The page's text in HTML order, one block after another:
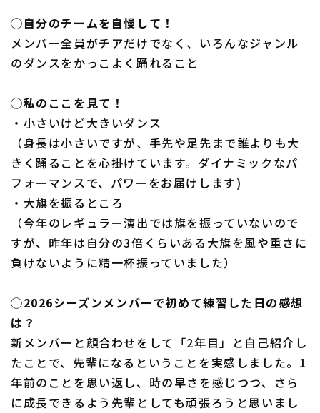
◯自分のチームを自慢して！
メンバー全員がチアだけでなく、いろんなジャンル
のダンスをかっこよく踊れること
◯私のここを見て！
・小さいけど大きいダンス
（身長は小さいですが、手先や足先まで誰よりも大
きく踊ることを心掛けています。ダイナミックなパ
フォーマンスで、パワーをお届けします)
・大旗を振るところ
（今年のレギュラー演出では旗を振っていないので
すが、昨年は自分の3倍くらいある大旗を風や重さに
負けないように精一杯振っていました）
◯2026シーズンメンバーで初めて練習した日の感想
は？
新メンバーと顔合わせをして「2年目」と自己紹介し
たことで、先輩になるということを実感しました。1
年前のことを思い返し、時の早さを感じつつ、さら
に成長できるよう先輩としても頑張ろうと思いまし